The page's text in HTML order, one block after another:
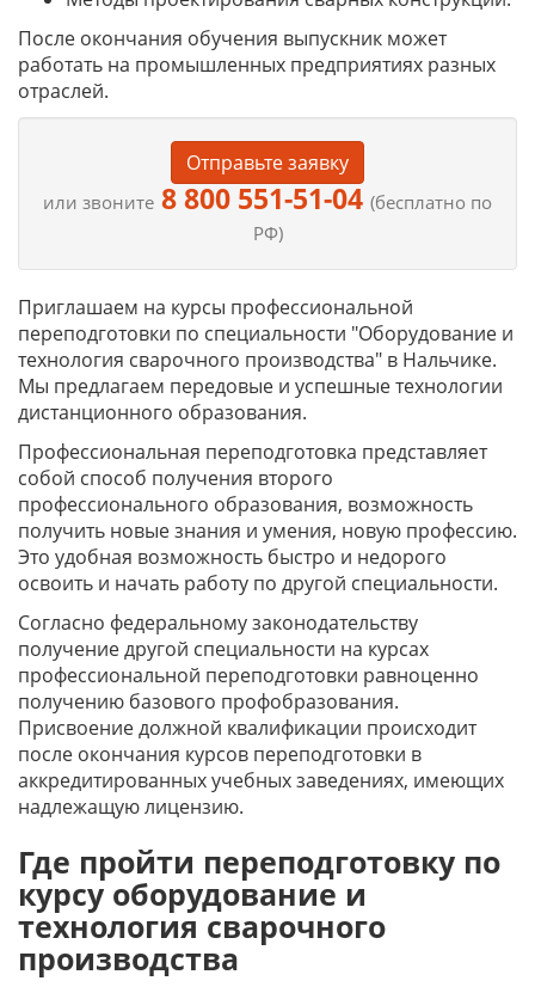
После окончания обучения выпускник может
работать на промышленных предприятиях разных
отраслей.
Отправьте заявку
или звоните 8 800 551-51-04 (бесплатно по
РФ)
Приглашаем на курсы профессиональной
переподготовки по специальности "Оборудование и
технология сварочного производства" в Нальчике.
Мы предлагаем передовые и успешные технологии
дистанционного образования.
Профессиональная переподготовка представляет
собой способ получения второго
профессионального образования, возможность
получить новые знания и умения, новую профессию.
Это удобная возможность быстро и недорого
освоить и начать работу по другой специальности.
Согласно федеральному законодательству
получение другой специальности на курсах
профессиональной переподготовки равноценно
получению базового профобразования.
Присвоение должной квалификации происходит
после окончания курсов переподготовки в
аккредитированных учебных заведениях, имеющих
надлежащую лицензию.
Где пройти переподготовку по
курсу оборудование и
технология сварочного
производства